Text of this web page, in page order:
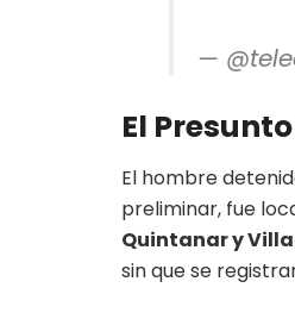
—
El
El hombre
preliminar, fue
Quintanar y
sin que se